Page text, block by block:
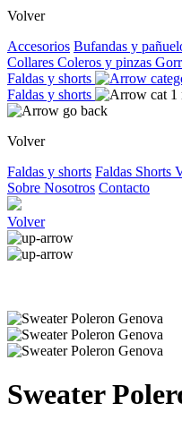
Volver
Accesorios Bufandas y
Collares Coleros y pinzas
Faldas y shorts
Faldas y shorts
Volver
Faldas y shorts Faldas Shorts
Sobre Nosotros Contacto
Volver
Sweater